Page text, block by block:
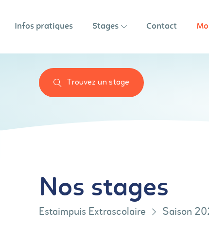
Trouvez un stage
Infos pratiques Stages Contact
Nos stages
Estaimpuis Extrascolaire Saison